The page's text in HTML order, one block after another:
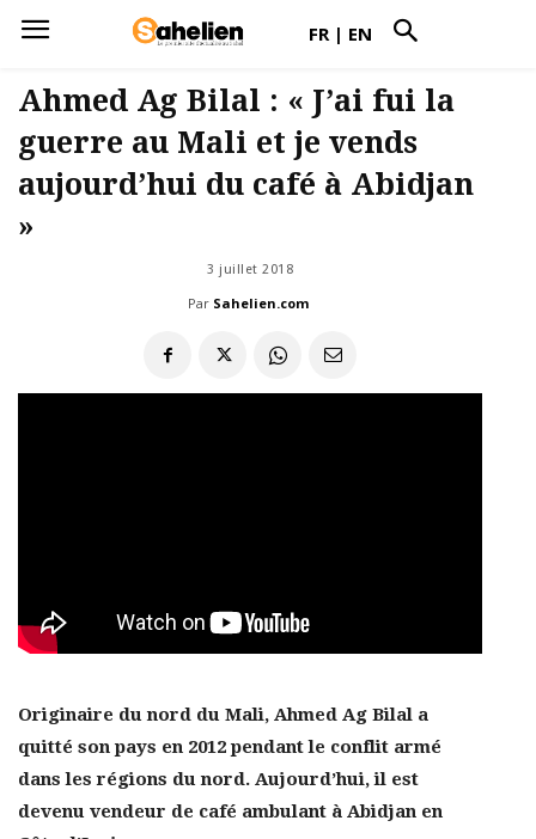
FR | EN
Ahmed Ag Bilal : « J’ai fui la
guerre au Mali et je vends
aujourd’hui du café à Abidjan
»
3 juillet 2018
Par Sahelien.com
Originaire du nord du Mali, Ahmed Ag Bilal a
quitté son pays en 2012 pendant le conflit armé
dans les régions du nord. Aujourd’hui, il est
devenu vendeur de café ambulant à Abidjan en